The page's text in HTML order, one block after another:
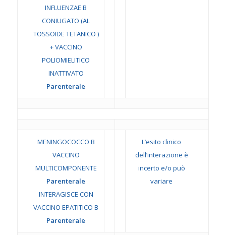
INFLUENZAE B
CONIUGATO (AL
TOSSOIDE TETANICO )
+ VACCINO
POLIOMIELITICO
INATTIVATO
Parenterale
MENINGOCOCCO B
VACCINO
MULTICOMPONENTE
Parenterale
INTERAGISCE CON
VACCINO EPATITICO B
Parenterale
L’esito clinico
dell’interazione è
incerto e/o può
variare